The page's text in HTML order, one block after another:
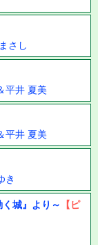
さし
平井 夏美
平井 夏美
き
城』より～
【ピ